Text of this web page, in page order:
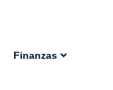
Finanzas